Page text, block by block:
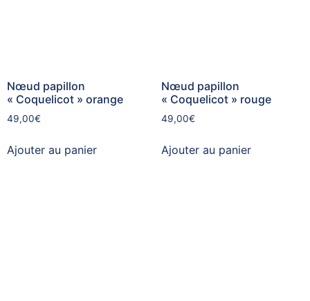
Nœud papillon
« Coquelicot » orange
49,00€
Ajouter au panier
Nœud papillon
« Coquelicot » rouge
49,00€
Ajouter au panier